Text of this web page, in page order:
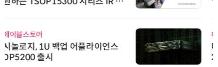
디에스앤지
디에스앤지, 'AI EXPO KOREA 20
26' 참가 성료… AI 전 생애주기 아